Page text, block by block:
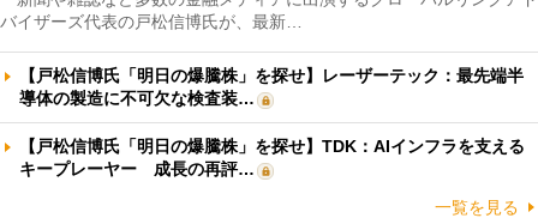
バイザーズ代表の戸松信博氏が、最新…
【戸松信博氏「明日の爆騰株」を探せ】レーザーテック：最先端半
導体の製造に不可欠な検査装…
【戸松信博氏「明日の爆騰株」を探せ】TDK：AIインフラを支える
キープレーヤー 成長の再評…
一覧を見る